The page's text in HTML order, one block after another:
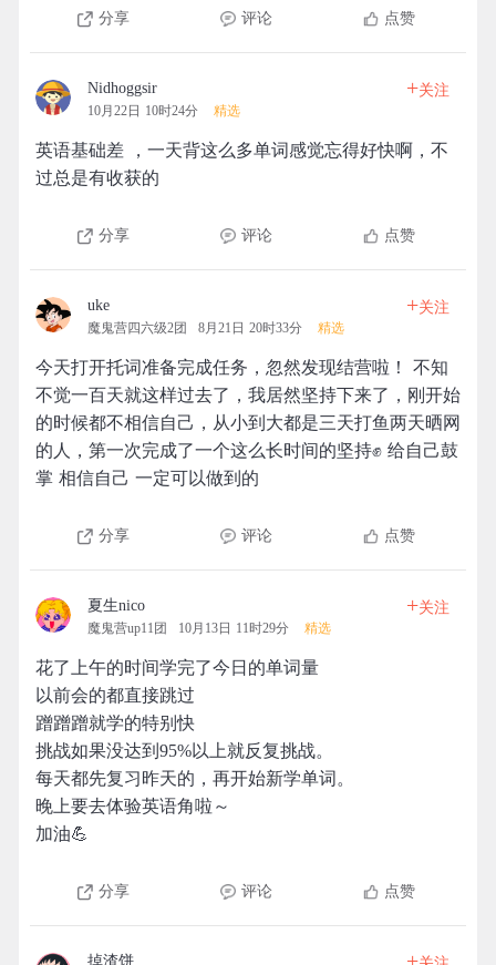
分享 评论 点赞
Nidhoggsir
10月22日 10时24分 精选
+关注
英语基础差 ，一天背这么多单词感觉忘得好快啊，不
过总是有收获的
分享 评论 点赞
uke
魔鬼营四六级2团 8月21日 20时33分 精选
+关注
今天打开托词准备完成任务，忽然发现结营啦！ 不知
不觉一百天就这样过去了，我居然坚持下来了，刚开始
的时候都不相信自己，从小到大都是三天打鱼两天晒网
的人，第一次完成了一个这么长时间的坚持✊ 给自己鼓
掌 相信自己 一定可以做到的
分享 评论 点赞
夏生nico
魔鬼营up11团 10月13日 11时29分 精选
+关注
花了上午的时间学完了今日的单词量
以前会的都直接跳过
蹭蹭蹭就学的特别快
挑战如果没达到95%以上就反复挑战。
每天都先复习昨天的，再开始新学单词。
晚上要去体验英语角啦～
加油💪
分享 评论 点赞
掉渣饼